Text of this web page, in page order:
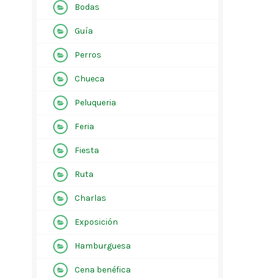
Bodas
Guía
Perros
Chueca
Peluqueria
Feria
Fiesta
Ruta
Charlas
Exposición
Hamburguesa
Cena benéfica